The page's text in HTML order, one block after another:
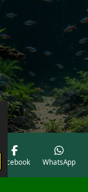
Facebook WhatsApp